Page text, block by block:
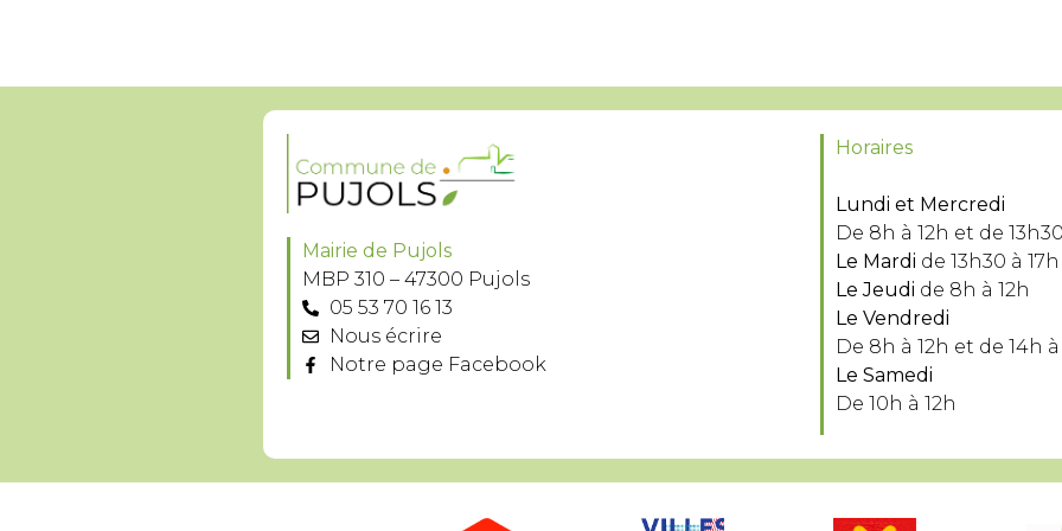
Mairie de Pujols
MBP 310 – 47300 Pujols
05 53 70 16 13
Nous écrire
Notre page Facebook
Horaires
Lundi et Mercredi
De 8h à 12h et de
Le Mardi de 13h30 à 17h
Le Jeudi de 8h à 12h
Le Vendredi
De 8h à 12h et de 14h à
Le Samedi
De 10h à 12h